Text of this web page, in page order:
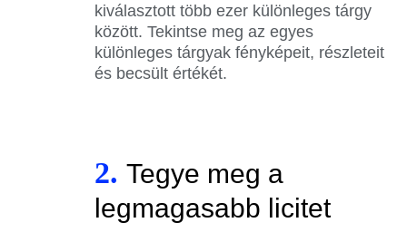
kiválasztott több ezer különleges tárgy
között. Tekintse meg az egyes
különleges tárgyak fényképeit, részleteit
és becsült értékét.
2. Tegye meg a
legmagasabb licitet